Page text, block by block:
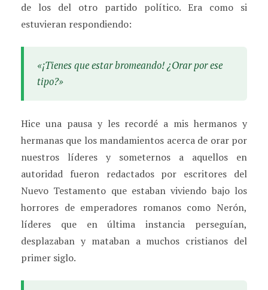
de los del otro partido político. Era como si
estuvieran respondiendo:
«¡Tienes que estar bromeando! ¿Orar por ese
tipo?»
Hice una pausa y les recordé a mis hermanos y
hermanas que los mandamientos acerca de orar por
nuestros líderes y someternos a aquellos en
autoridad fueron redactados por escritores del
Nuevo Testamento que estaban viviendo bajo los
horrores de emperadores romanos como Nerón,
líderes que en última instancia perseguían,
desplazaban y mataban a muchos cristianos del
primer siglo.